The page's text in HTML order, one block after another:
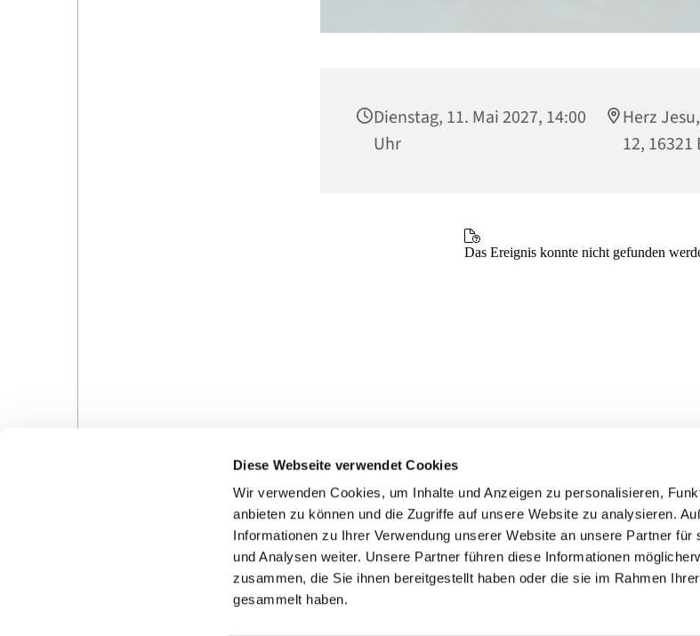
Diese Webseite verwendet Cookies
Wir verwenden Cookies, um Inhalte und Anzeigen zu personalisieren,
anbieten zu können und die Zugriffe auf unsere Website zu analysieren.
Informationen zu Ihrer Verwendung unserer Website an unsere Partner für
und Analysen weiter. Unsere Partner führen diese Informationen
zusammen, die Sie ihnen bereitgestellt haben oder die sie im Rahmen
gesammelt haben.
Dienstag, 11. Mai 2027, 14:00
Uhr
Herz
12,
Veranstaltungen in der
Pfarrei
Kontakte
Ansprechpersonen zum
sexualisierter